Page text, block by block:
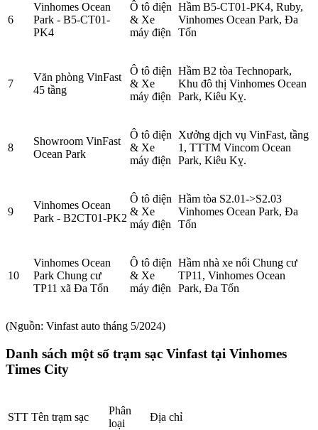
6
Vinhomes Ocean
Park - B5-CT01-
PK4
Ô tô điện
& Xe
máy điện
Hầm B5-CT01-PK4, Ruby,
Vinhomes Ocean Park, Đa
Tốn
7
Văn phòng VinFast
45 tầng
Ô tô điện
& Xe
máy điện
Hầm B2 tòa Technopark,
Khu đô thị Vinhomes Ocean
Park, Kiêu Kỵ.
8
Showroom VinFast
Ocean Park
Ô tô điện
& Xe
máy điện
Xưởng dịch vụ VinFast, tầng
1, TTTM Vincom Ocean
Park, Kiêu Kỵ.
9
Vinhomes Ocean
Park - B2CT01-PK2
Ô tô điện
& Xe
máy điện
Hầm tòa S2.01->S2.03
Vinhomes Ocean Park, Đa
Tốn
10
Vinhomes Ocean
Park Chung cư
TP11 xã Đa Tốn
Ô tô điện
& Xe
máy điện
Hầm nhà xe nổi Chung cư
TP11, Vinhomes Ocean
Park, Đa Tốn
(Nguồn: Vinfast auto tháng 5/2024)
Danh sách một số trạm sạc Vinfast tại Vinhomes
Times City
STT Tên trạm sạc
Phân
loại
Địa chỉ